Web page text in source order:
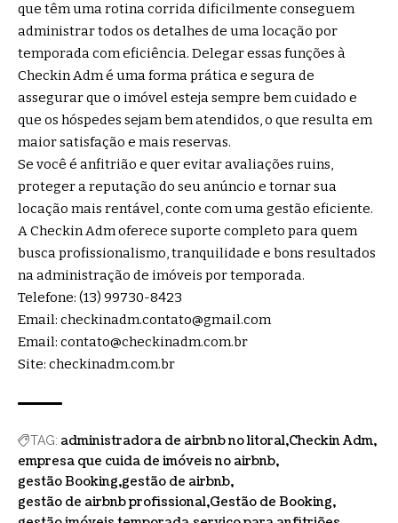
que têm uma rotina corrida dificilmente conseguem
administrar todos os detalhes de uma locação por
temporada com eficiência. Delegar essas funções à
Checkin Adm é uma forma prática e segura de
assegurar que o imóvel esteja sempre bem cuidado e
que os hóspedes sejam bem atendidos, o que resulta em
maior satisfação e mais reservas.
Se você é anfitrião e quer evitar avaliações ruins,
proteger a reputação do seu anúncio e tornar sua
locação mais rentável, conte com uma gestão eficiente.
A Checkin Adm oferece suporte completo para quem
busca profissionalismo, tranquilidade e bons resultados
na administração de imóveis por temporada.
Telefone: (13) 99730-8423
Email: checkinadm.contato@gmail.com
Email: contato@checkinadm.com.br
Site: checkinadm.com.br
TAG: administradora de airbnb no litoral Checkin Adm
empresa que cuida de imóveis no airbnb
gestão Booking gestão de airbnb
gestão de airbnb profissional Gestão de Booking